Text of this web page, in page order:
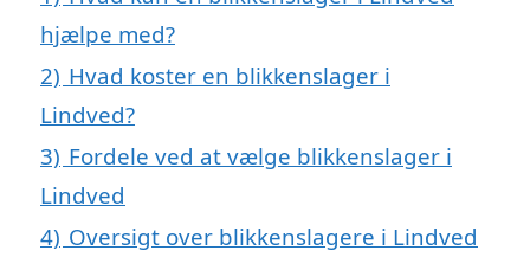
hjælpe med?
2) Hvad koster en blikkenslager i
Lindved?
3) Fordele ved at vælge blikkenslager i
Lindved
4) Oversigt over blikkenslagere i Lindved